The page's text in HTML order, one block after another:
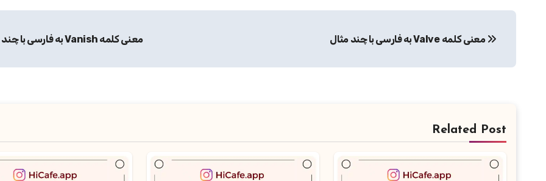
نوشتهمعنی کلمه Valve به فارسی با چند مثال معنی کلمه Vanish به فارسی با چند مثال
Related Post